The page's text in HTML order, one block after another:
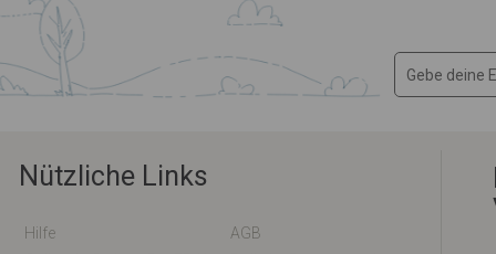
Nützliche Links
Hilfe
AGB